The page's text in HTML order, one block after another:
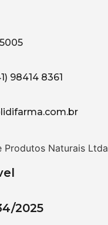
98414 8361
Produtos Naturais Ltda
2025